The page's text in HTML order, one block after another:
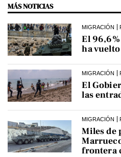
MÁS NOTICIAS
MIGRACIÓN
El
ha
MIGRACIÓN
El
las
MIGRACIÓN
Miles de
frontera